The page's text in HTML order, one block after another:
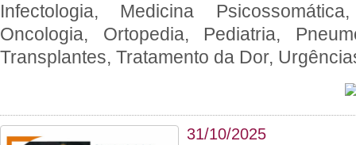
Infectologia, Medicina
Oncologia, Ortopedia, Pediatria,
Transplantes, Tratamento da Dor,
31/10/2025